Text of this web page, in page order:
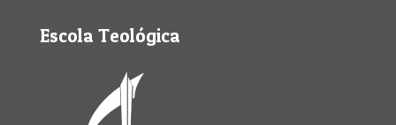
Escola Teológica